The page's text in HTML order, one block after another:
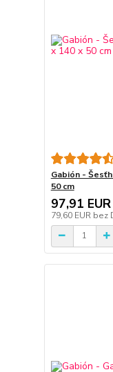
Gabión -
50 cm
97,91 EUR
79,60 EUR bez